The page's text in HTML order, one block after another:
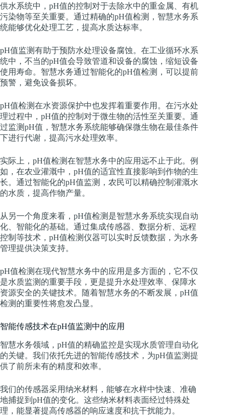
供水系统中，pH值的控制对于去除水中的重金属、有机
污染物等至关重要。通过精确的pH值检测，智慧水务系
统能够优化处理工艺，提高水质达标率。
pH值监测有助于预防水处理设备腐蚀。在工业循环水系
统中，不当的pH值会导致管道和设备的腐蚀，缩短设备
使用寿命。智慧水务通过智能化的pH值检测，可以提前
预警，避免设备损坏。
pH值检测在水资源保护中也发挥着重要作用。在污水处
理过程中，pH值的控制对于微生物的活性至关重要。通
过监测pH值，智慧水务系统能够确保微生物在最佳条件
下进行代谢，提高污水处理效率。
实际上，pH值检测在智慧水务中的应用远不止于此。例
如，在农业灌溉中，pH值的适宜性直接影响到作物的生
长。通过智能化的pH值监测，农民可以精确控制灌溉水
的水质，提高作物产量。
从另一个角度来看，pH值检测是智慧水务系统实现自动
化、智能化的基础。通过集成传感器、数据分析、远程
控制等技术，pH值检测仪器可以实时反馈数据，为水务
管理提供决策支持。
pH值检测在现代智慧水务中的应用是多方面的，它不仅
是水质监测的重要手段，更是提升水处理效率、保障水
资源安全的关键技术。随着智慧水务的不断发展，pH值
检测的重要性将愈发凸显。
智能传感技术在pH值监测中的应用
智慧水务领域，pH值的精确监控是实现水质管理自动化
的关键。我们依托先进的智能传感技术，为pH值监测提
供了前所未有的精度和效率。
我们的传感器采用纳米材料，能够在水样中快速、准确
地捕捉到pH值的变化。这些纳米材料表面经过特殊处
理，能显著提高传感器的响应速度和抗干扰能力。